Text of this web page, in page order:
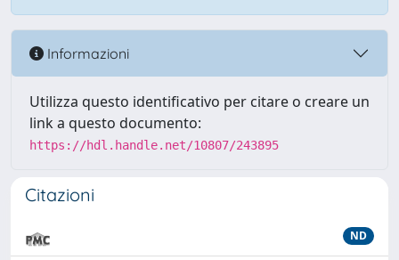
Informazioni
Utilizza questo identificativo per citare o creare un
link a questo documento:
https://hdl.handle.net/10807/243895
Citazioni
ND